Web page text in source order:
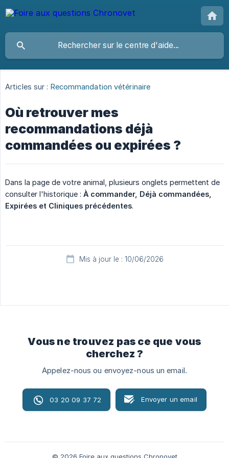
Articles sur : Recommandation vétérinaire
Où retrouver mes
recommandations déjà
commandées ou expirées ?
Dans la page de votre animal, plusieurs onglets permettent de
consulter l'historique : À commander, Déjà commandées,
Expirées et Cliniques précédentes.
Mis à jour le : 10/06/2026
Vous ne trouvez pas ce que vous
cherchez ?
Appelez-nous ou envoyez-nous un email.
03 20 09 37 72 Envoyer un email